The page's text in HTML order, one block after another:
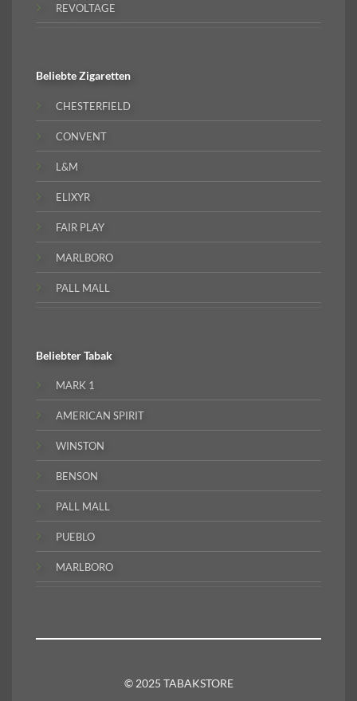
REVOLTAGE
BeliebteZigaretten
CHESTERFIELD
CONVENT
L&M
ELIXYR
FAIR PLAY
MARLBORO
PALL MALL
BeliebterTabak
MARK 1
AMERICAN SPIRIT
WINSTON
BENSON
PALL MALL
PUEBLO
MARLBORO
© 2025 TABAKSTORE